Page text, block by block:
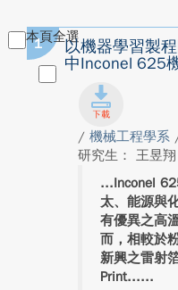
本頁全選
1
以機器學習製
中Inconel 625
/ 機械工程學系
研究生： 王昱翔
Inconel
太、能源與
有優異之高
而，相較於
新興之雷射
Print...